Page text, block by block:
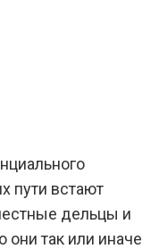
пути встают
дельцы и
так или иначе